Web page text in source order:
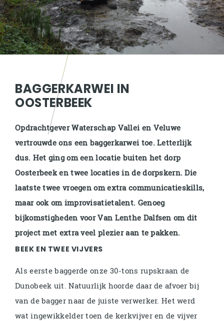
BAGGERKARWEI IN
OOSTERBEEK
Opdrachtgever Waterschap Vallei en Veluwe
vertrouwde ons een baggerkarwei toe. Letterlijk
dus. Het ging om een locatie buiten het dorp
Oosterbeek en twee locaties in de dorpskern. Die
laatste twee vroegen om extra communicatieskills,
maar ook om improvisatietalent. Genoeg
bijkomstigheden voor Van Lenthe Dalfsen om dit
project met extra veel plezier aan te pakken.
BEEK EN TWEE VIJVERS
Als eerste baggerde onze 30-tons rupskraan de
Dunobeek uit. Natuurlijk hoorde daar de afvoer bij
van de bagger naar de juiste verwerker. Het werd
wat ingewikkelder toen de kerkvijver en de vijver